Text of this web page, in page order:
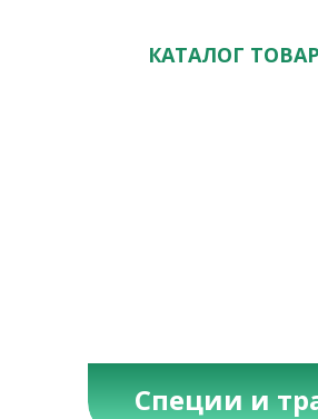
КАТАЛОГ
Специи и